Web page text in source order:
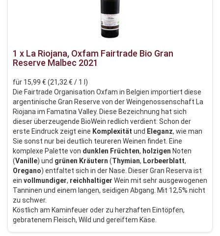
1 x La Riojana, Oxfam Fairtrade Bio Gran
Reserve Malbec 2021
für 15,99 € (21,32 € / 1 l)
Die Fairtrade Organisation Oxfam in Belgien importiert diese
argentinische Gran Reserve von der Weingenossenschaft La
Riojana im Famatina Valley. Diese Bezeichnung hat sich
dieser überzeugende BioWein redlich verdient: Schon der
erste Eindruck zeigt eine Komplexität und Eleganz, wie man
Sie sonst nur bei deutlich teureren Weinen findet. Eine
komplexe Palette von dunklen Früchten, holzigen Noten
(Vanille) und grünen Kräutern (Thymian, Lorbeerblatt,
Oregano) entfaltet sich in der Nase. Dieser Gran Reserva ist
ein vollmundiger, reichhaltiger Wein mit sehr ausgewogenen
Tanninen und einem langen, seidigen Abgang. Mit 12,5% nicht
zu schwer.
Köstlich am Kaminfeuer oder zu herzhaften Eintöpfen,
gebratenem Fleisch, Wild und gereiftem Käse.